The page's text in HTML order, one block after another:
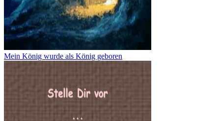
Mein König wurde als König geboren